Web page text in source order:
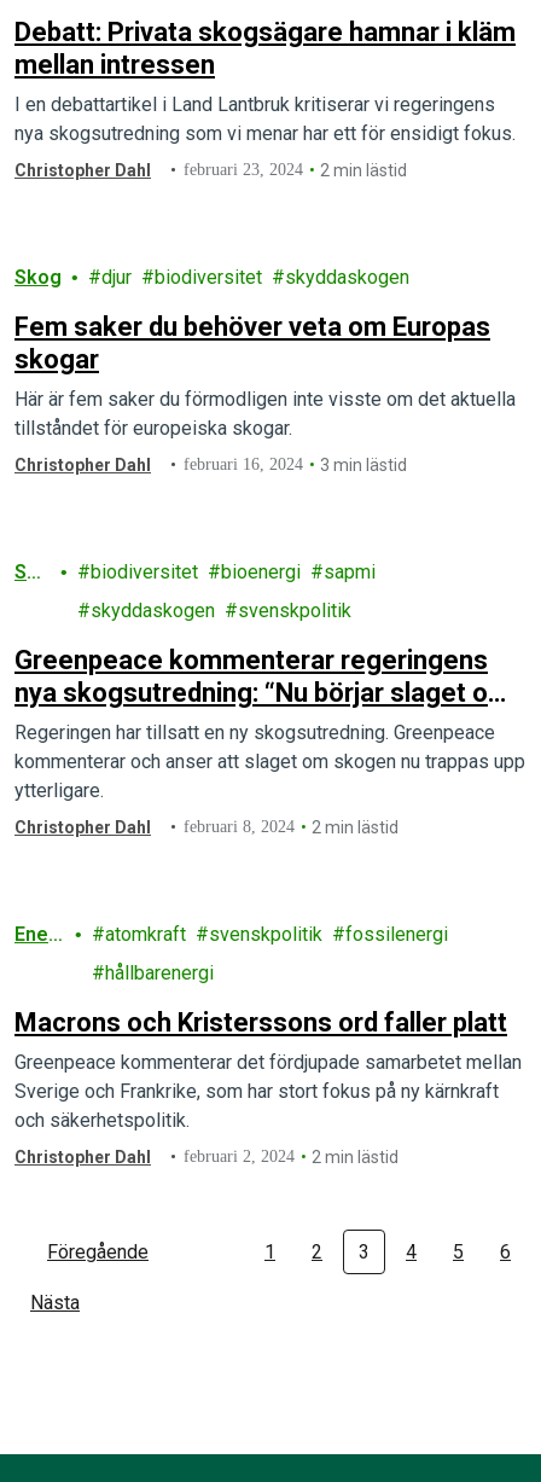
Debatt: Privata skogsägare hamnar i kläm
mellan intressen
I en debattartikel i Land Lantbruk kritiserar vi regeringens
nya skogsutredning som vi menar har ett för ensidigt fokus.
Christopher Dahl februari 23, 2024 2 min lästid
Skog djur biodiversitet skyddaskogen
Fem saker du behöver veta om Europas
skogar
Här är fem saker du förmodligen inte visste om det aktuella
tillståndet för europeiska skogar.
Christopher Dahl februari 16, 2024 3 min lästid
Sko
biodiversitet bioenergi
sapmi
skyddaskogen
svenskpolitik
Greenpeace kommenterar regeringens
nya skogsutredning: “Nu börjar slaget om
skogen på allvar”
Regeringen har tillsatt en ny skogsutredning. Greenpeace
kommenterar och anser att slaget om skogen nu trappas upp
ytterligare.
Christopher Dahl februari 8, 2024 2 min lästid
Ener
atomkraft svenskpolitik
fossilenergi
hållbarenergi
Macrons och Kristerssons ord faller platt
Greenpeace kommenterar det fördjupade samarbetet mellan
Sverige och Frankrike, som har stort fokus på ny kärnkraft
och säkerhetspolitik.
Christopher Dahl februari 2, 2024 2 min lästid
Föregående 1 2 3 4 5 6
Nästa